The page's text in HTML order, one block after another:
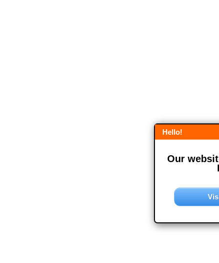
Hello!
Our